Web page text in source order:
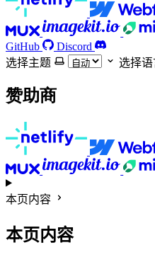
GitHub
Discord
选择主题
选择语
赞助商
本页内容
本页内容